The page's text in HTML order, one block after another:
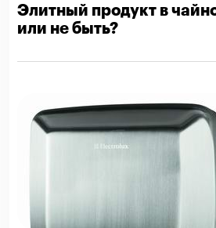
Элитный продукт в
или не быть?